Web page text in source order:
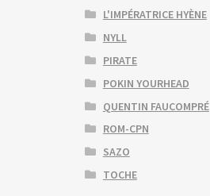
L'IMPÉRATRICE HYÈNE
NYLL
PIRATE
POKIN YOURHEAD
QUENTIN FAUCOMPRÉ
ROM-CPN
SAZO
TOCHE